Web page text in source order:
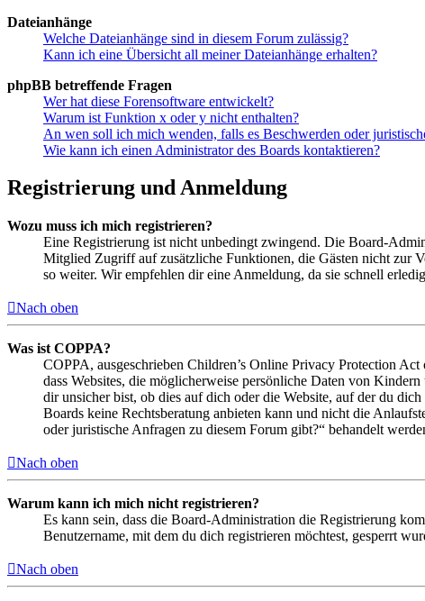
Dateianhänge
Welche Dateianhänge sind in diesem Forum zulässig?
Kann ich eine Übersicht all meiner Dateianhänge erhalten?
phpBB betreffende Fragen
Wer hat diese Forensoftware entwickelt?
Warum ist Funktion x oder y nicht enthalten?
An wen soll ich mich wenden, falls es Beschwerden oder
Wie kann ich einen Administrator des Boards kontaktieren?
Registrierung und Anmeldung
Wozu muss ich mich registrieren?
Eine Registrierung ist nicht unbedingt zwingend. Die Board-
Mitglied Zugriff auf zusätzliche Funktionen, die Gästen nicht zur
so weiter. Wir empfehlen dir eine Anmeldung, da sie schnell
Nach oben
Was ist COPPA?
COPPA, ausgeschrieben Children’s Online Privacy Protection
dass Websites, die möglicherweise persönliche Daten von
dir unsicher bist, ob dies auf dich oder die Website, auf der du
Boards keine Rechtsberatung anbieten kann und nicht die
oder juristische Anfragen zu diesem Forum gibt?“ behandelt
Nach oben
Warum kann ich mich nicht registrieren?
Es kann sein, dass die Board-Administration die Registrierung
Benutzername, mit dem du dich registrieren möchtest, gesperrt
Nach oben